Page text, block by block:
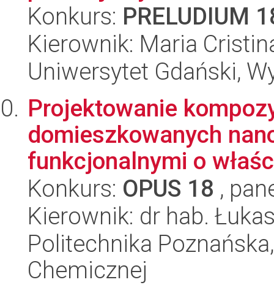
Konkurs: PRELUDIUM
Kierownik: Maria
Uniwersytet Gdański,
Projektowanie
domieszkowanych
funkcjonalnymi o
Konkurs: OPUS 18 ,
Kierownik: dr hab.
Politechnika
Chemicznej